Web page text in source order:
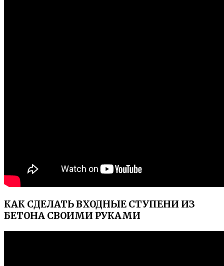
КАК СДЕЛАТЬ ВХОДНЫЕ СТУПЕНИ ИЗ
БЕТОНА СВОИМИ РУКАМИ